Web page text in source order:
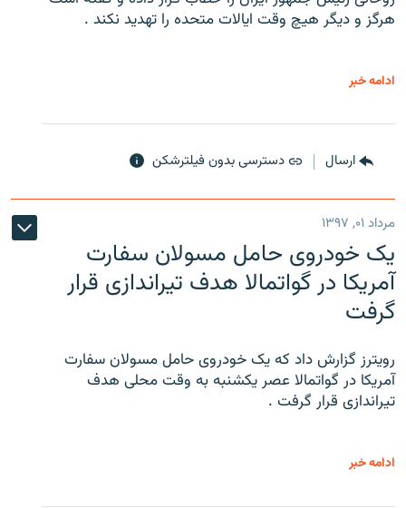
هرگز و دیگر هیچ وقت ایالات متحده را تهدید نکند .
ادامه خبر
ارسال دسترسی بدون فیلترشکن
مرداد ۰۱, ۱۳۹۷
یک خودروی حامل مسولان سفارت
آمریکا در گواتمالا هدف تیراندازی قرار
گرفت
رویترز گزارش داد که یک خودروی حامل مسولان سفارت
آمریکا در گواتمالا عصر یکشنبه به وقت محلی هدف
تیراندازی قرار گرفت .
ادامه خبر